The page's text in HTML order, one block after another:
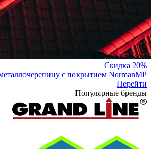
Скидка 20%
с покрытием NormanMP
Перейти
Популярные бренды